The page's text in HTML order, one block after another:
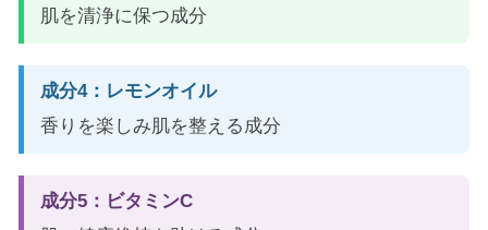
肌を清浄に保つ成分
成分4：レモンオイル
香りを楽しみ肌を整える成分
成分5：ビタミンC